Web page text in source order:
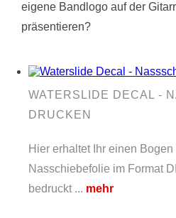
eigene Bandlogo auf der
präsentieren?
WATERSLIDE DECAL -
DRUCKEN
Hier erhaltet Ihr einen Bogen
Nasschiebefolie im Format
bedruckt ... mehr